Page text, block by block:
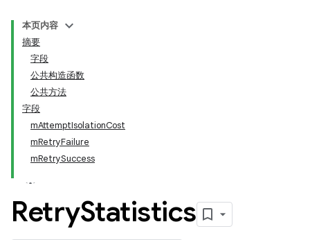
本页内容
摘要
字段
公共构造函数
公共方法
字段
mAttemptIsolationCost
mRetryFailure
mRetrySuccess
RetryStatistics